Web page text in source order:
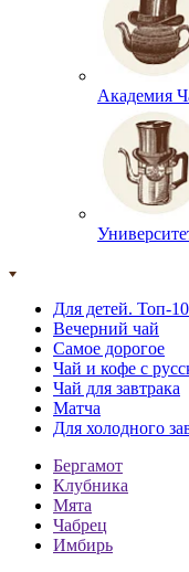
Академия
Для детей. Топ-
Вечерний чай
Самое дорогое
Чай и кофе с
Чай для завтрака
Матча
Для холодного
Бергамот
Клубника
Мята
Чабрец
Имбирь